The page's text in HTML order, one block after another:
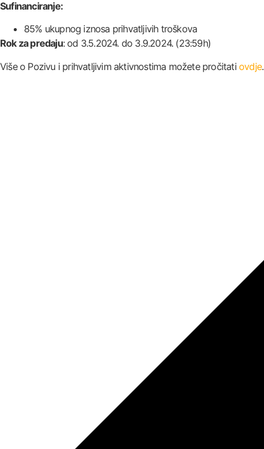
Sufinanciranje:
85% ukupnog iznosa prihvatljivih troškova
Rok za predaju: od 3.5.2024. do 3.9.2024. (23:59h)
Više o Pozivu i prihvatljivim aktivnostima možete pročitatiovdje.